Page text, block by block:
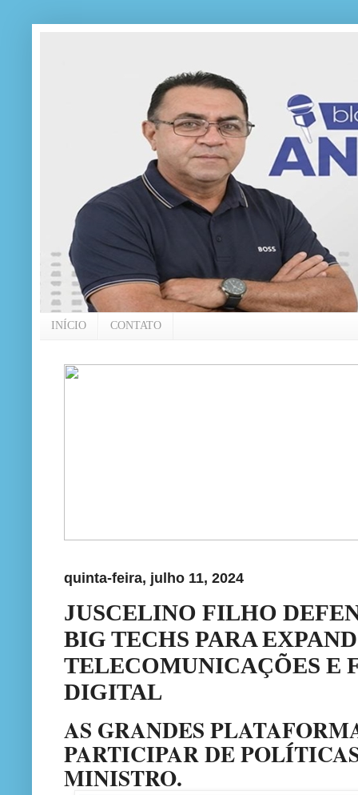
INÍCIO CONTATO
quinta-feira, julho 11, 2024
JUSCELINO FILHO
BIG TECHS PARA
TELECOMUNICAÇÕES E
DIGITAL
AS GRANDES
PARTICIPAR DE
MINISTRO.